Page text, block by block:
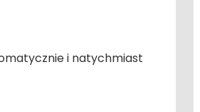
i natychmiast